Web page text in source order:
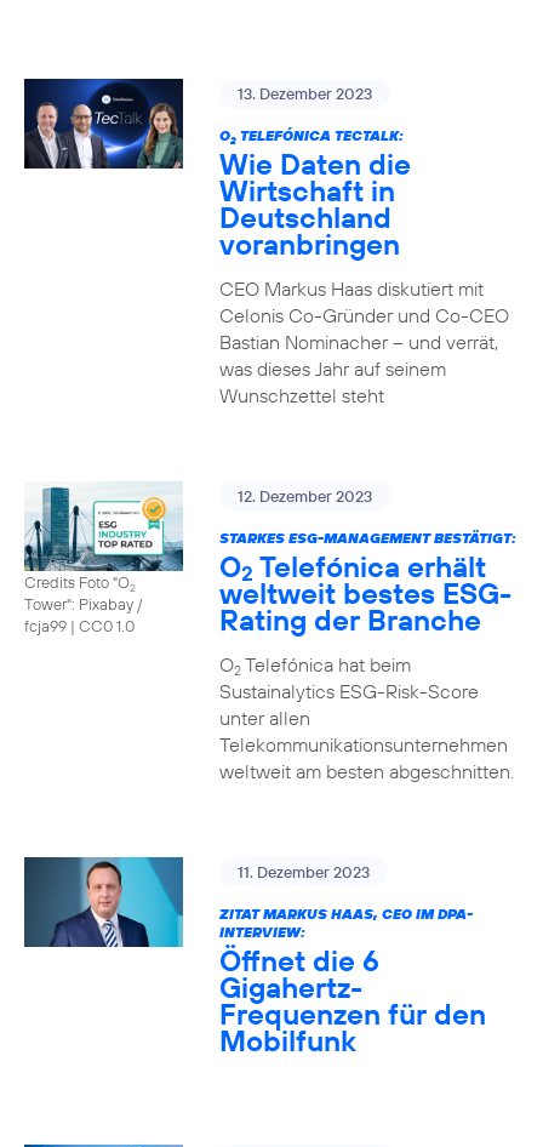
13. Dezember 2023
O2TELEFÓNICA TECTALK:
Wie Daten die
Wirtschaft in
Deutschland
voranbringen
CEO Markus Haas diskutiert mit
Celonis Co-Gründer und Co-CEO
Bastian Nominacher – und verrät,
was dieses Jahr auf seinem
Wunschzettel steht
Credits Foto "O2
Tower": Pixabay /
fcja99 | CC0 1.0
12. Dezember 2023
STARKES ESG-MANAGEMENT BESTÄTIGT:
O2 Telefónica erhält
weltweit bestes ESG-
Rating der Branche
O2Telefónica hat beim
Sustainalytics ESG-Risk-Score
unter allen
Telekommunikationsunternehmen
weltweit am besten abgeschnitten.
11. Dezember 2023
ZITAT MARKUS HAAS, CEO IM DPA-
INTERVIEW:
Öffnet die 6
Gigahertz-
Frequenzen für den
Mobilfunk